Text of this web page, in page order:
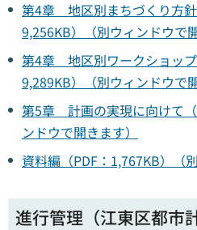
第4章 地区別まちづくり方針
9,256KB）（別ウィンドウで
第4章 地区別ワークショップ
9,289KB）（別ウィンドウで
第5章 計画の実現に向けて
ンドウで開きます）
資料編（PDF：1,767KB）（
進行管理（江東区都市